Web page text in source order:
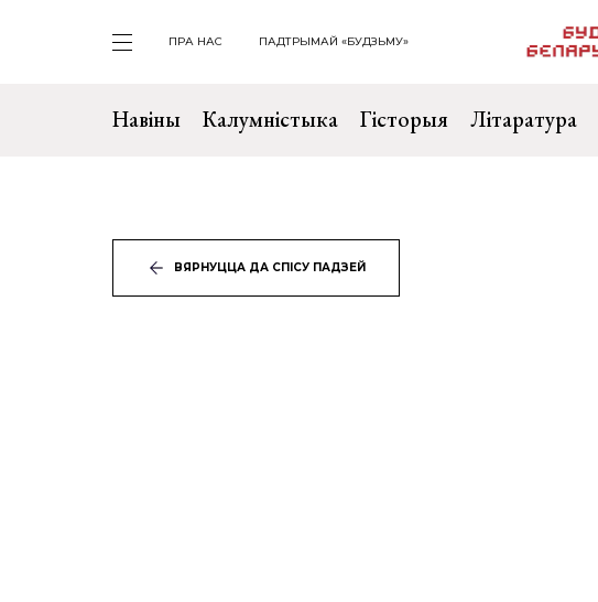
ПРА НАС ПАДТРЫМАЙ «БУДЗЬМУ»
Навіны Калумністыка Гісторыя Літаратура
ВЯРНУЦЦА ДА СПІСУ ПАДЗЕЙ